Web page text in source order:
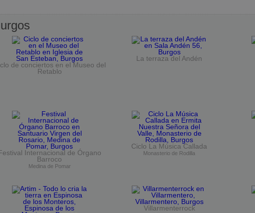
de conciertos en el Museo del
Retablo
La terraza del Andén
Internacional de Órgano
Barroco
Medina de Pomar
Ciclo La Música Callada
Monasterio de Rodilla
Villarmenterrock